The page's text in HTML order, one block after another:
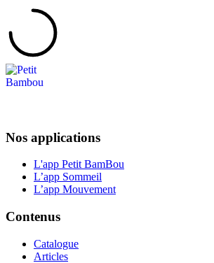
Nos applications
L'app Petit BamBou
L’app Sommeil
L’app Mouvement
Contenus
Catalogue
Articles